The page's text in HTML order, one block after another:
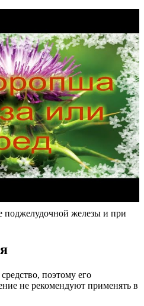
поджелудочной железы и при
поэтому его
не рекомендуют применять в